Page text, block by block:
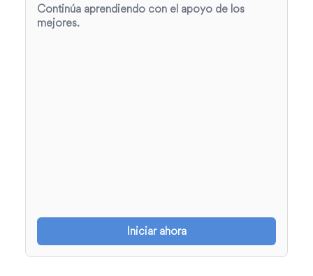
Continúa aprendiendo con el apoyo de los
mejores.
Iniciar ahora